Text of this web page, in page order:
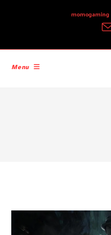
Menu